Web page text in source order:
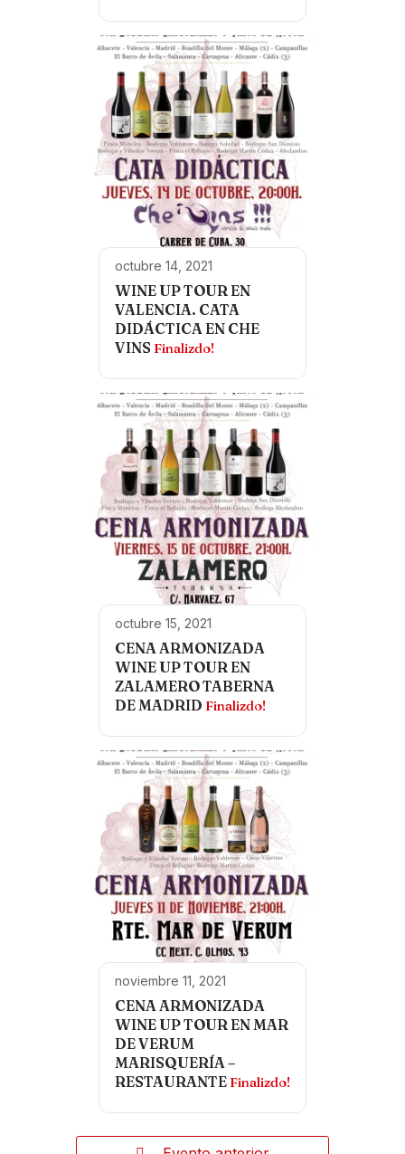
octubre 14, 2021
WINE UP TOUR EN
VALENCIA. CATA
DIDÁCTICA EN CHE
VINS Finalizdo!
octubre 15, 2021
CENA ARMONIZADA
WINE UP TOUR EN
ZALAMERO TABERNA
DE MADRID Finalizdo!
noviembre 11, 2021
CENA ARMONIZADA
WINE UP TOUR EN MAR
DE VERUM
MARISQUERÍA –
RESTAURANTE Finalizdo!